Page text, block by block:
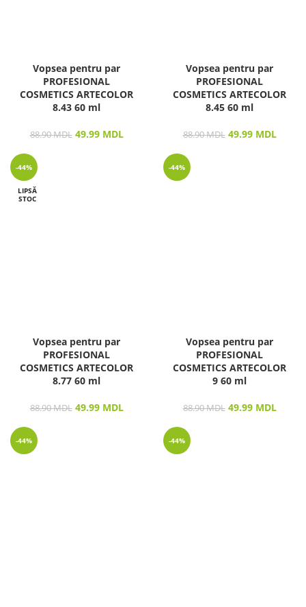
Vopsea pentru par
PROFESIONAL
COSMETICS ARTECOLOR
8.43 60 ml
88.90MDL 49.99 MDL
Vopsea pentru par
PROFESIONAL
COSMETICS ARTECOLOR
8.45 60 ml
88.90MDL 49.99 MDL
-44%
LIPSĂ
STOC
Vopsea pentru par
PROFESIONAL
COSMETICS ARTECOLOR
8.77 60 ml
88.90MDL 49.99 MDL
-44%
Vopsea pentru par
PROFESIONAL
COSMETICS ARTECOLOR
9 60 ml
88.90MDL 49.99 MDL
-44% -44%